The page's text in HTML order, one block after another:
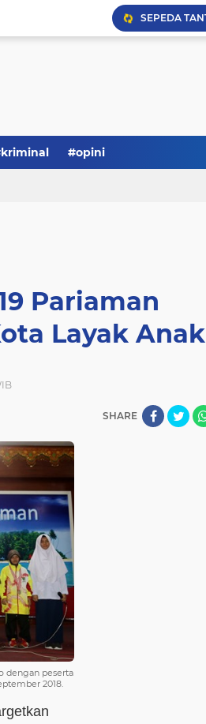
#opini
Pariaman
Layak Anak
SHARE
dengan peserta
2018.